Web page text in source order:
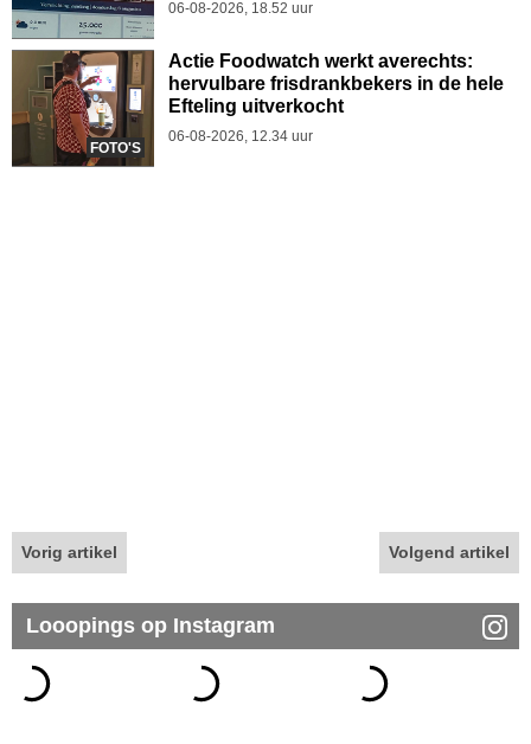
06-08-2026, 18.52 uur
FOTO'S
Actie Foodwatch werkt averechts:
hervulbare frisdrankbekers in de hele
Efteling uitverkocht
06-08-2026, 12.34 uur
Vorig artikel Volgend artikel
Looopings op Instagram